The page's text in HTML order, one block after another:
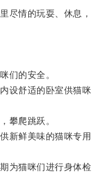
情的玩耍、休息，
的安全。
设舒适的卧室供猫咪
爬跳跃。
新鲜美味的猫咪专用
为猫咪们进行身体检